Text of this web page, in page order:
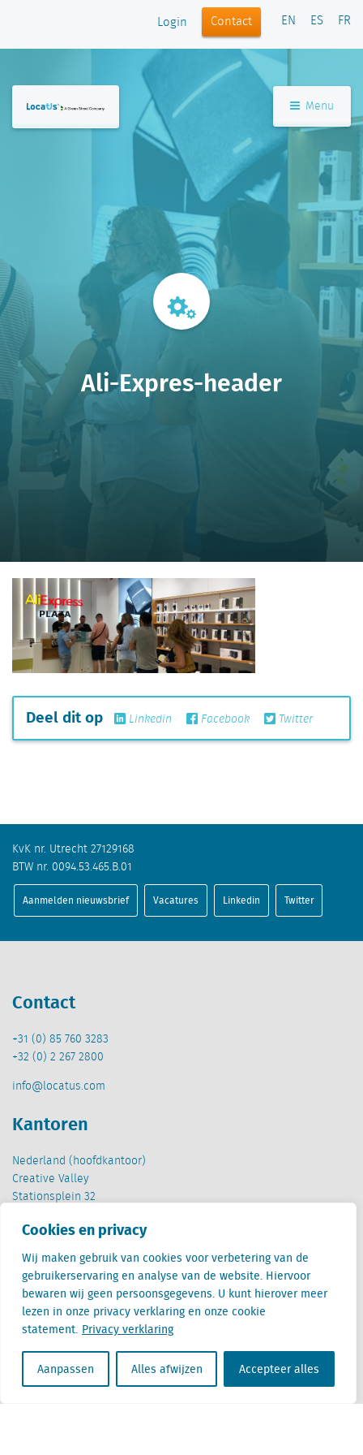
Cookies en privacy
Wij maken gebruik van cookies voor verbetering van de
gebruikerservaring en analyse van de website. Hiervoor
bewaren wij geen persoonsgegevens. U kunt hierover meer
lezen in onze privacy verklaring en onze cookie
statement. Privacy verklaring
Aanpassen Alles afwijzen Accepteer alles
Login Contact EN ES FR
Menu
Ali-Expres-header
Deel dit op Linkedin Facebook Twitter
KvK nr. Utrecht 27129168
BTW nr. 0094.53.465.B.01
Aanmelden nieuwsbrief Vacatures Linkedin Twitter
Contact
+31 (0) 85 760 3283
+32 (0) 2 267 2800
info@locatus.com
Kantoren
Nederland (hoofdkantoor)
Creative Valley
Stationsplein 32
Cantersteen 47
1000 Brussel